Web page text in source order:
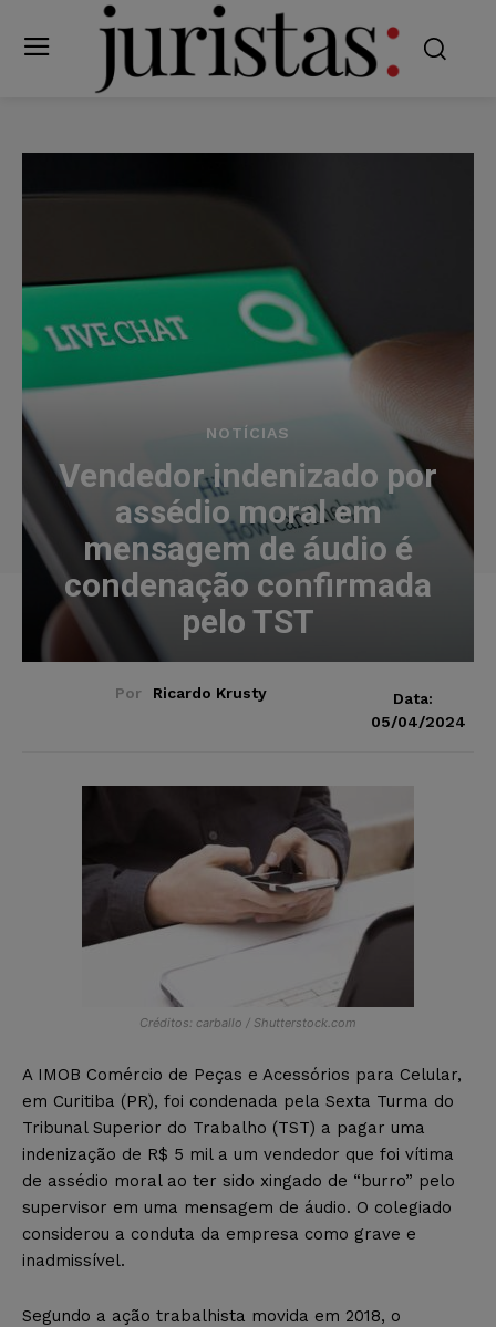
NOTÍCIAS
Vendedor indenizado por
assédio moral em
mensagem de áudio é
condenação confirmada
pelo TST
Por Ricardo Krusty
Data:
05/04/2024
Créditos: carballo / Shutterstock.com
A IMOB Comércio de Peças e Acessórios para Celular,
em Curitiba (PR), foi condenada pela Sexta Turma do
Tribunal Superior do Trabalho (TST) a pagar uma
indenização de R$ 5 mil a um vendedor que foi vítima
de assédio moral ao ter sido xingado de “burro” pelo
supervisor em uma mensagem de áudio. O colegiado
considerou a conduta da empresa como grave e
inadmissível.
Segundo a ação trabalhista movida em 2018, o